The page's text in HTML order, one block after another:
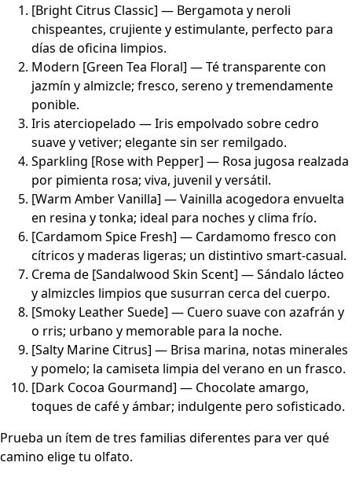
[Bright Citrus Classic] — Bergamota y neroli
chispeantes, crujiente y estimulante, perfecto para
días de oficina limpios.
Modern [Green Tea Floral] — Té transparente con
jazmín y almizcle; fresco, sereno y tremendamente
ponible.
Iris aterciopelado — Iris empolvado sobre cedro
suave y vetiver; elegante sin ser remilgado.
Sparkling [Rose with Pepper] — Rosa jugosa realzada
por pimienta rosa; viva, juvenil y versátil.
[Warm Amber Vanilla] — Vainilla acogedora envuelta
en resina y tonka; ideal para noches y clima frío.
[Cardamom Spice Fresh] — Cardamomo fresco con
cítricos y maderas ligeras; un distintivo smart-casual.
Crema de [Sandalwood Skin Scent] — Sándalo lácteo
y almizcles limpios que susurran cerca del cuerpo.
[Smoky Leather Suede] — Cuero suave con azafrán y
o rris; urbano y memorable para la noche.
[Salty Marine Citrus] — Brisa marina, notas minerales
y pomelo; la camiseta limpia del verano en un frasco.
[Dark Cocoa Gourmand] — Chocolate amargo,
toques de café y ámbar; indulgente pero sofisticado.
Prueba un ítem de tres familias diferentes para ver qué
camino elige tu olfato.